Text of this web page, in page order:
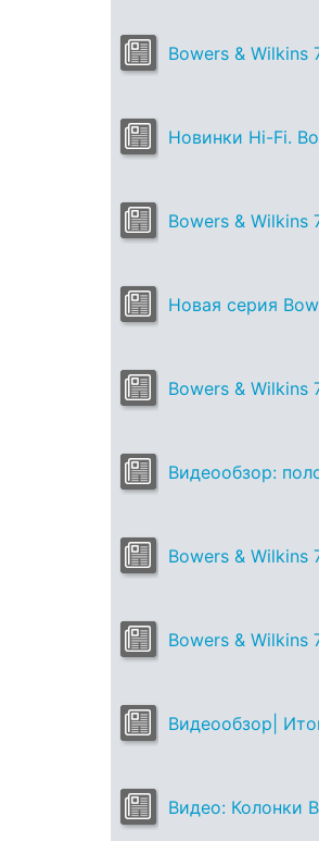
Bowers &
Новинки Hi-Fi.
Bowers & Wilkins
Новая серия
Bowers & Wilkins
Видеообзор:
Bowers & Wilkins
Bowers & Wilkins
Видеообзор|
Видео: Колонки